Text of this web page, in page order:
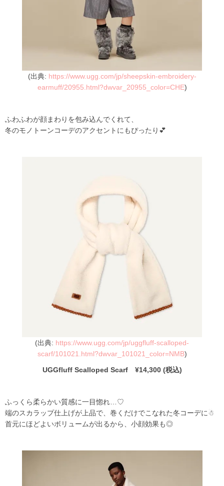
(出典: https://www.ugg.com/jp/sheepskin-embroidery-
earmuff/20955.html?dwvar_20955_color=CHE)
ふわふわが顔まわりを包み込んでくれて、
冬のモノトーンコーデのアクセントにもぴったり💕
(出典: https://www.ugg.com/jp/uggfluff-scalloped-
scarf/101021.html?dwvar_101021_color=NMB)
UGGfluff Scalloped Scarf ¥14,300 (税込)
ふっくら柔らかい質感に一目惚れ…♡
端のスカラップ仕上げが上品で、巻くだけでこなれた冬コーデに☃
首元にほどよいボリュームが出るから、小顔効果も◎